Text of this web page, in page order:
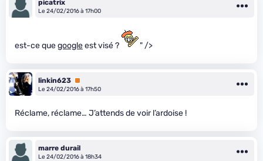
picatrix
Le 24/02/2016 à 17h00
est-ce quegoogleest visé ? " />
linkin623 Premium
Le 24/02/2016 à 17h50
Réclame, réclame… J’attends de voir l’ardoise !
marre durail
Le 24/02/2016 à 18h34